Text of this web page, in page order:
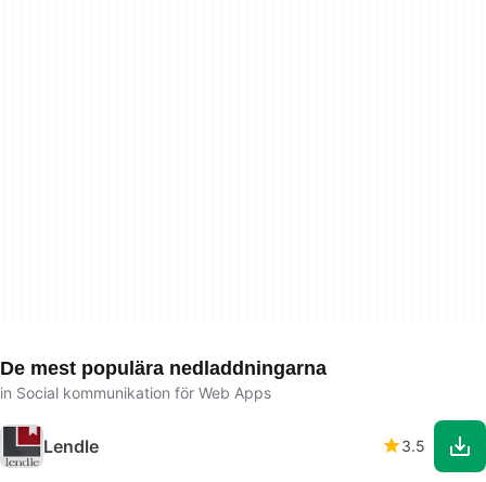
De mest populära nedladdningarna
in Social kommunikation för Web Apps
Lendle 3.5